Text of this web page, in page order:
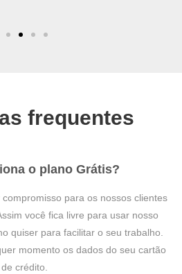
frequentes
o plano Grátis?
para os nossos clientes
você fica livre para usar nosso
quiser para facilitar o seu trabalho.
momento os dados do seu cartão
de crédito.